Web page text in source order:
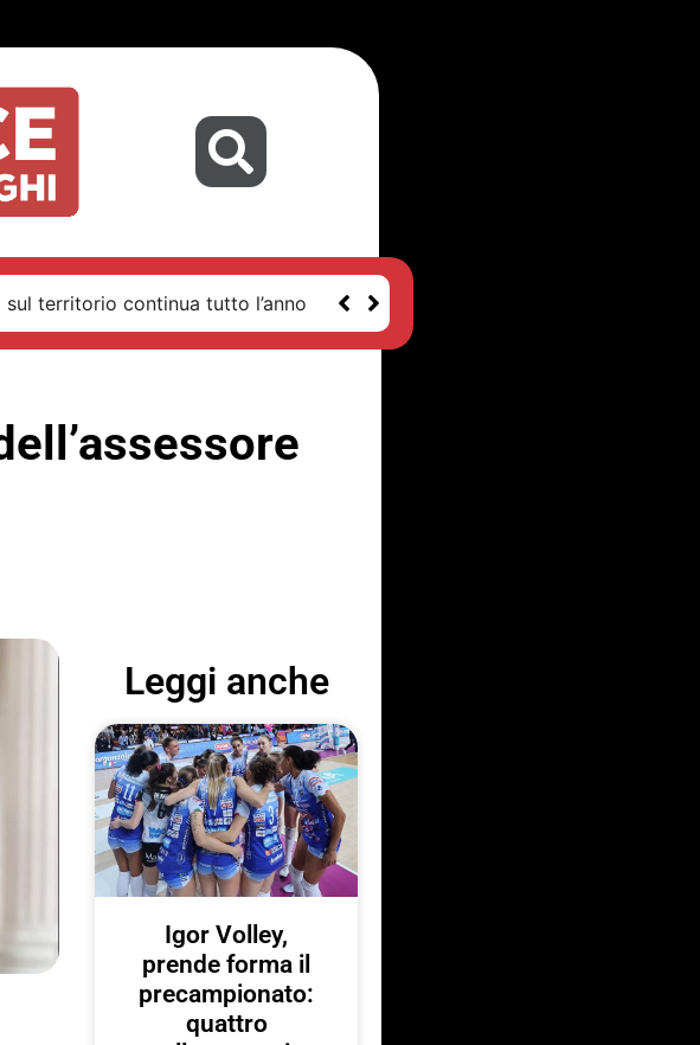
sul territorio continua tutto l’anno
Leggi anche
Igor Volley,
prende forma il
precampionato:
quattro